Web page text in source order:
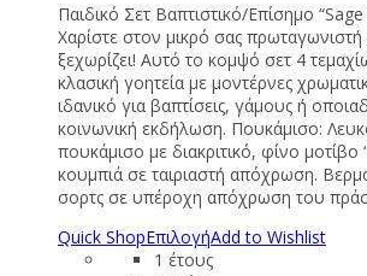
Παιδικό Σετ Βαπτιστικό/Επίσημο
Χαρίστε στον μικρό σας
ξεχωρίζει! Αυτό το κομψό σετ 4
κλασική γοητεία με μοντέρνες
ιδανικό για βαπτίσεις, γάμους ή
κοινωνική εκδήλωση. Πουκάμισο:
πουκάμισο με διακριτικό, φίνο μοτίβο
κουμπιά σε ταιριαστή απόχρωση.
σορτς σε υπέροχη απόχρωση του
Quick ShopΕπιλογήAdd to Wishlist
1 έτους